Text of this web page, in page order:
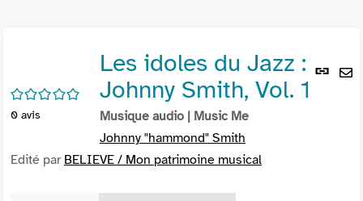
Lien
/5
0 avis
Les idoles du Jazz :
Johnny Smith, Vol. 1
Musique audio | Music Me
Johnny "hammond" Smith
Edité par BELIEVE / Mon patrimoine musical